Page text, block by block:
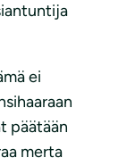
ei
päätään
merta